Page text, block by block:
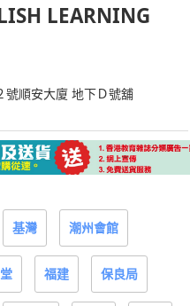
LEARNING
順安大廈 地下Ｄ號舖
基灣 潮州會館
福建 保良局